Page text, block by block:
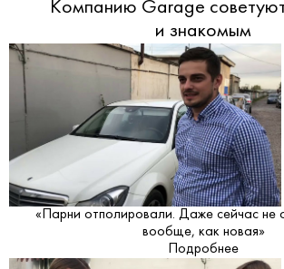
Компанию Garage
и знакомым
«Парни отполировали. Даже сейчас не
вообще, как новая»
Подробнее